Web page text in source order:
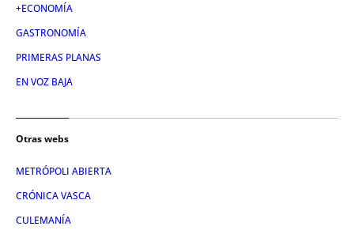
+ECONOMÍA
GASTRONOMÍA
PRIMERAS PLANAS
EN VOZ BAJA
Otras webs
METRÓPOLI ABIERTA
CRÓNICA VASCA
CULEMANÍA